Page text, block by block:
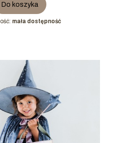
Do koszyka
mała dostępność